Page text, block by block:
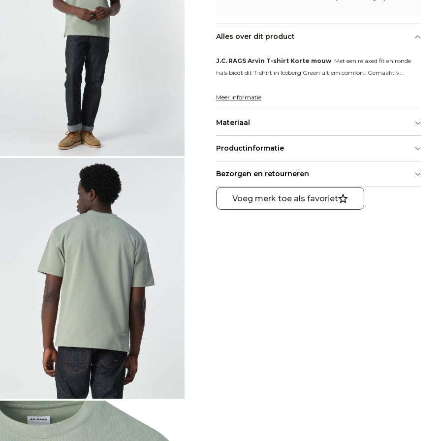
Alles over dit product
J.C. RAGS Arvin T-shirt Korte mouw: Met een relaxed fit en ronde
hals biedt dit T-shirt in Iceberg Green ultiem comfort. Gemaakt v...
Meer informatie
Materiaal
Productinformatie
Bezorgen en retourneren
Voeg merk toe als favoriet